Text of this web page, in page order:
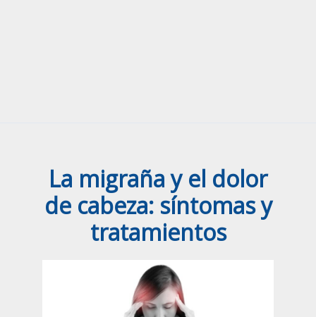
La migraña y el dolor
de cabeza: síntomas y
tratamientos